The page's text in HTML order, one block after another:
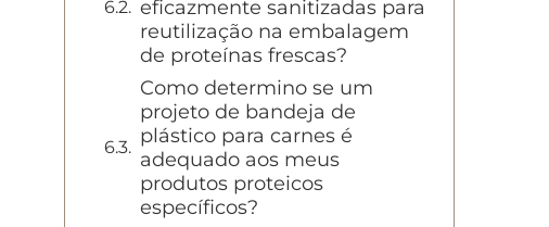
eficazmente sanitizadas para
reutilização na embalagem
de proteínas frescas?
Como determino se um
projeto de bandeja de
plástico para carnes é
adequado aos meus
produtos proteicos
específicos?